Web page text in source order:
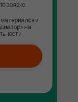
заявке.
и
на